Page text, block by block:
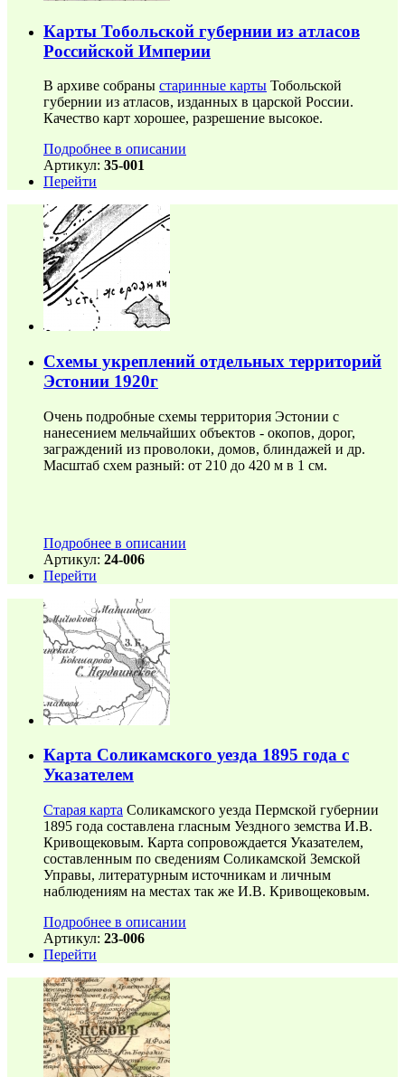
Карты Тобольской губернии из атласов
Российской Империи
В архиве собраны старинные карты Тобольской
губернии из атласов, изданных в царской России.
Качество карт хорошее, разрешение высокое.
Подробнее в описании
Артикул: 35-001
Перейти
Схемы укреплений отдельных территорий
Эстонии 1920г
Очень подробные схемы территория Эстонии с
нанесением мельчайших объектов - окопов, дорог,
заграждений из проволоки, домов, блиндажей и др.
Масштаб схем разный: от 210 до 420 м в 1 см.
Подробнее в описании
Артикул: 24-006
Перейти
Карта Соликамского уезда 1895 года с
Указателем
Старая карта Соликамского уезда Пермской губернии
1895 года составлена гласным Уездного земства И.В.
Кривощековым. Карта сопровождается Указателем,
составленным по сведениям Соликамской Земской
Управы, литературным источникам и личным
наблюдениям на местах так же И.В. Кривощековым.
Подробнее в описании
Артикул: 23-006
Перейти